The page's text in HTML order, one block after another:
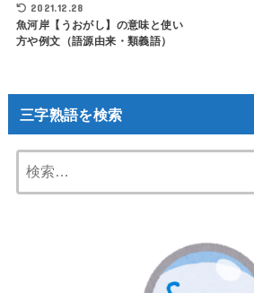
2021.12.28
魚河岸【うおがし】の意味と使い
方や例文（語源由来・類義語）
三字熟語を検索
索: